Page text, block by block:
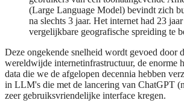
(Large Language Model) bevindt zich
na slechts 3 jaar. Het internet had 23
vergelijkbare geografische spreiding te
Deze ongekende snelheid wordt gevoed door
wereldwijde internetinfrastructuur, de enorme
data die we de afgelopen decennia hebben
in LLM's die met de lancering van ChatGPT
zeer gebruiksvriendelijke interface kregen.